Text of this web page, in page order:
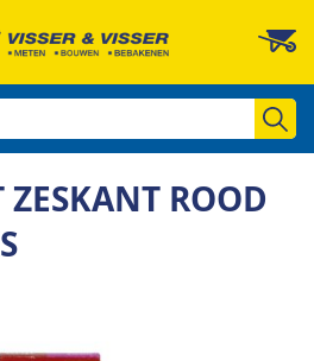
ZESKANT ROOD